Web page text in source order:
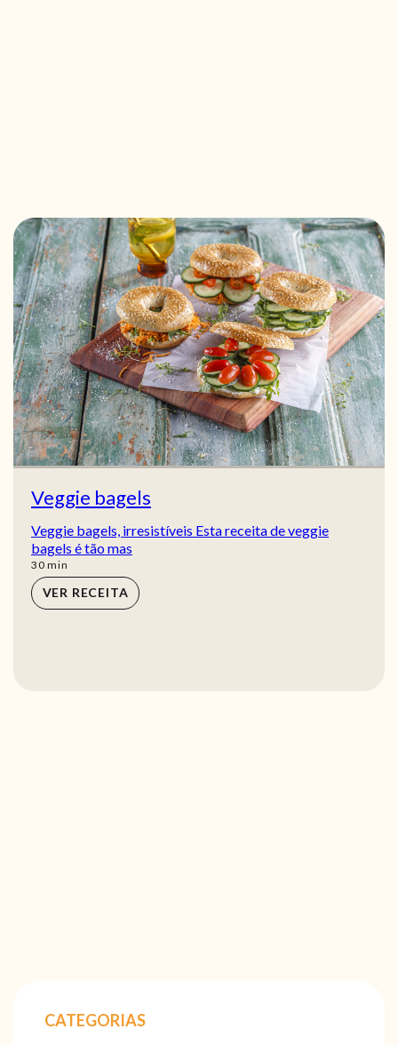
Veggie bagels
Veggie bagels, irresistíveis Esta receita de veggie
bagels é tão mas
30min
min
VER RECEITA
CATEGORIAS